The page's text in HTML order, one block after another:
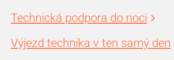
Technická podpora do noci
Výjezd technika v ten samý den